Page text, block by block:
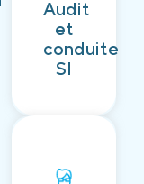
Audit
et
conduite
SI
Découvrir